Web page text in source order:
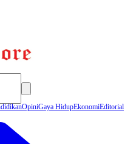
OpiniGaya HidupEkonomiEditorial